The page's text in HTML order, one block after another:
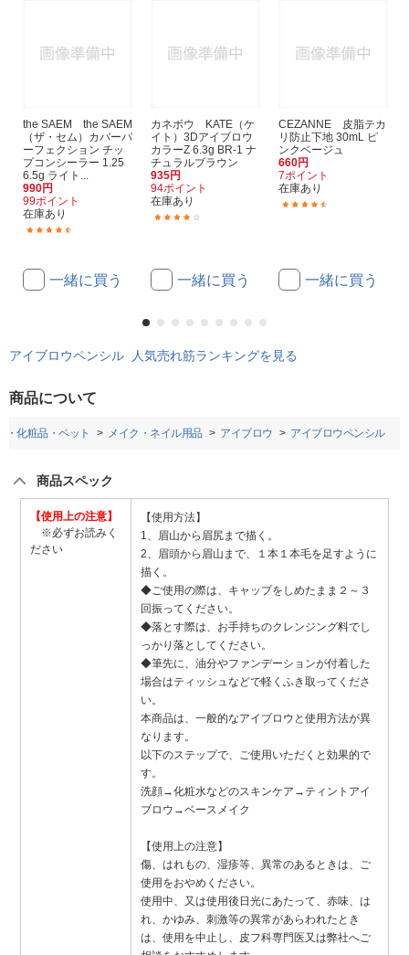
the SAEM the SAEM
（ザ・セム）カバーパ
ーフェクション チッ
プコンシーラー 1.25
6.5g ライト...
990円
99ポイント
在庫あり
一緒に買う
カネボウ KATE（ケ
イト）3Dアイブロウ
カラーZ 6.3g BR-1 ナ
チュラルブラウン
935円
94ポイント
在庫あり
一緒に買う
CEZANNE 皮脂テカ
リ防止下地 30mL ピ
ンクベージュ
660円
7ポイント
在庫あり
一緒に買う
アイブロウペンシル 人気売れ筋ランキングを見る
商品について
・化粧品・ペット メイク・ネイル用品 アイブロウ アイブロウペンシル
商品スペック
【使用上の注意】
※必ずお読みく
ださい
【使用方法】
1、眉山から眉尻まで描く。
2、眉頭から眉山まで、１本１本毛を足すように
描く。
◆ご使用の際は、キャップをしめたまま２～３
回振ってください。
◆落とす際は、お手持ちのクレンジング料でし
っかり落としてください。
◆筆先に、油分やファンデーションが付着した
場合はティッシュなどで軽くふき取ってくださ
い。
本商品は、一般的なアイブロウと使用方法が異
なります。
以下のステップで、ご使用いただくと効果的で
す。
洗顔→化粧水などのスキンケア→ティントアイ
ブロウ→ベースメイク
【使用上の注意】
傷、はれもの、湿疹等、異常のあるときは、ご
使用をおやめください。
使用中、又は使用後日光にあたって、赤味、は
れ、かゆみ、刺激等の異常があらわれたとき
は、使用を中止し、皮フ科専門医又は弊社へご